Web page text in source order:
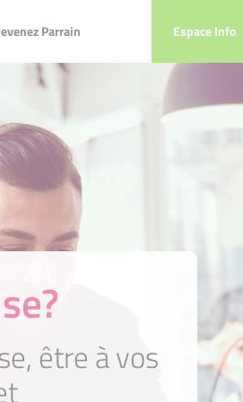
Parrain Espace Info
Parrain Espace Info
être à vos